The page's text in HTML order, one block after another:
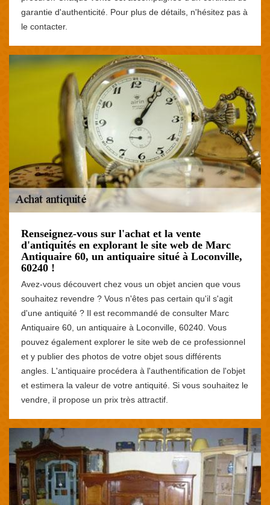
garantie d'authenticité. Pour plus de détails, n'hésitez pas à
le contacter.
Renseignez-vous sur l'achat et la vente
d'antiquités en explorant le site web de Marc
Antiquaire 60, un antiquaire situé à Loconville,
60240 !
Avez-vous découvert chez vous un objet ancien que vous
souhaitez revendre ? Vous n'êtes pas certain qu'il s'agit
d'une antiquité ? Il est recommandé de consulter Marc
Antiquaire 60, un antiquaire à Loconville, 60240. Vous
pouvez également explorer le site web de ce professionnel
et y publier des photos de votre objet sous différents
angles. L'antiquaire procédera à l'authentification de l'objet
et estimera la valeur de votre antiquité. Si vous souhaitez le
vendre, il propose un prix très attractif.